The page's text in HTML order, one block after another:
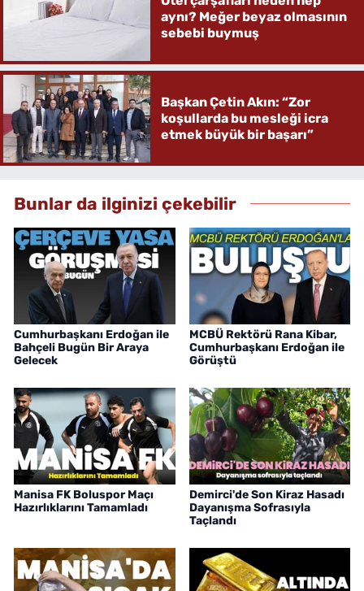
aynı? Meğer beyaz olmasının
sebebi buymuş
Başkan Çetin Akın: “Zor
koşullarda bu mesleği icra
etmek büyük bir başarı”
Bunlar da ilginizi çekebilir
Cumhurbaşkanı Erdoğan ile
Bahçeli Bugün Bir Araya
Gelecek
MCBÜ Rektörü Rana Kibar,
Cumhurbaşkanı Erdoğan ile
Görüştü
Manisa FK Boluspor Maçı
Hazırlıklarını Tamamladı
Demirci'de Son Kiraz Hasadı
Dayanışma Sofrasıyla
Taçlandı